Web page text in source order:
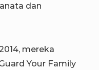
dan
mereka
Your Family